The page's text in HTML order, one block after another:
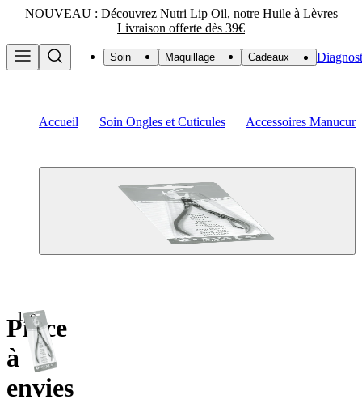
NOUVEAU : Découvrez Nutri Lip Oil, notre Huile à Lèvres
Livraison offerte dès 39€
Soin Maquillage Cadeaux
Accueil Soin Ongles et Cuticules Accessoires Manucure
Pince
à
envies
1pc